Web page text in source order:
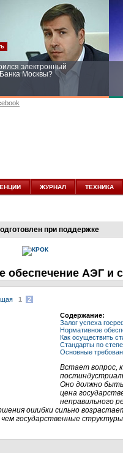
электронный
Москвы?
ЖУРНАЛ ТЕХНИКА
при поддержке
обеспечение АЭГ и
1 2
Содержание:
Залог успеха
Нормативное
Как осуществить
Стандарты по
Основные
Встает вопрос,
Оно должно быть
цена
неправильного
ошибки сильно
государственные